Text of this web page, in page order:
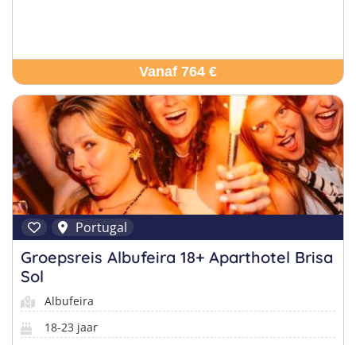
Vanaf 764 €
Portugal
Groepsreis Albufeira 18+ Aparthotel Brisa
Sol
Albufeira
18-23 jaar